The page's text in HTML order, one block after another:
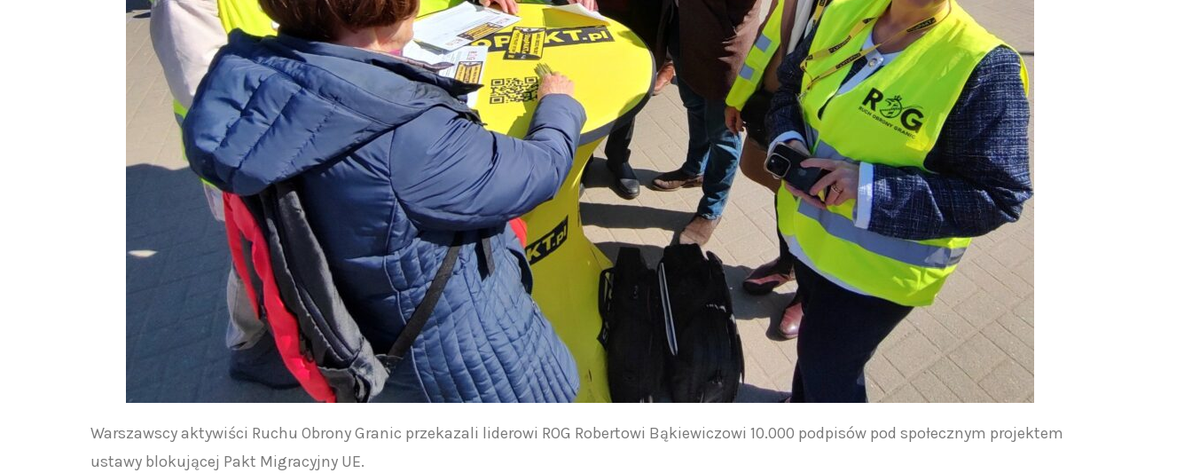
Warszawscy aktywiści Ruchu Obrony Granic przekazali liderowi ROG Robertowi Bąkiewiczowi 10.000 podpisów pod społecznym projektem
ustawy blokującej Pakt Migracyjny UE.